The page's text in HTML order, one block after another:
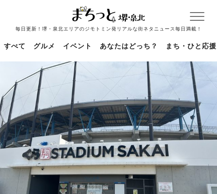
毎日更新！堺・泉北エリアのジモトミン発リアルな街ネタニュース毎日満載！
すべて グルメ イベント あなたはどっち？ まち・ひと応援